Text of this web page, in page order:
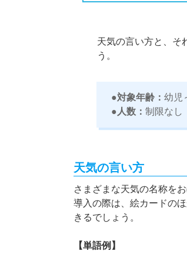
天気の言い方と、そ
う。
●対象年齢： 幼児
●人数： 制限なし
天気の言い方
さまざまな天気の名称をお
導入の際は、絵カードの
きるでしょう。
【単語例】